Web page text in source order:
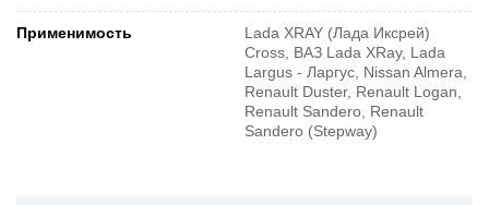
Применимость
Lada XRAY (Лада Иксрей)
Cross, ВАЗ Lada XRay, Lada
Largus - Ларгус, Nissan Almera,
Renault Duster, Renault Logan,
Renault Sandero, Renault
Sandero (Stepway)